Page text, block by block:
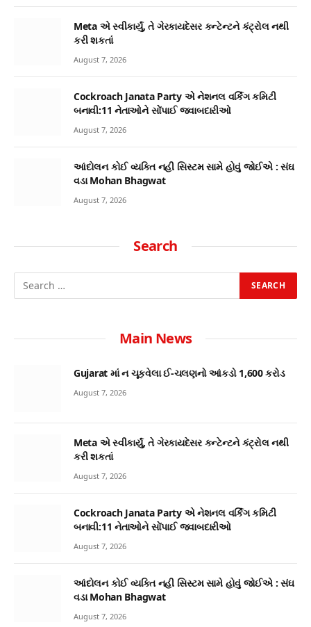
Meta એ સ્વીકાર્યું, તે ગેરકાયદેસર કન્ટેન્ટને કંટ્રોલ નથી
કરી શકતાં
August 7, 2026
Cockroach Janata Party એ નેશનલ વર્કિંગ કમિટી
બનાવી:11 નેતાઓને સોંપાઈ જવાબદારીઓ
August 7, 2026
આંદોલન કોઈ વ્યક્તિ નહી સિસ્ટમ સામે હોવું જોઈએ : સંઘ
વડા Mohan Bhagwat
August 7, 2026
Search
Main News
Gujarat માં ન ચૂકવેલા ઈ-ચલણનો આંકડો 1,600 કરોડ
August 7, 2026
Meta એ સ્વીકાર્યું, તે ગેરકાયદેસર કન્ટેન્ટને કંટ્રોલ નથી
કરી શકતાં
August 7, 2026
Cockroach Janata Party એ નેશનલ વર્કિંગ કમિટી
બનાવી:11 નેતાઓને સોંપાઈ જવાબદારીઓ
August 7, 2026
આંદોલન કોઈ વ્યક્તિ નહી સિસ્ટમ સામે હોવું જોઈએ : સંઘ
વડા Mohan Bhagwat
August 7, 2026